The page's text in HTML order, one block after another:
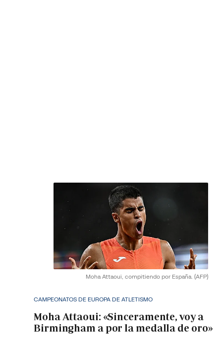
Moha Attaoui, compitiendo por España. (AFP)
CAMPEONATOS DE EUROPA DE ATLETISMO
Moha Attaoui: «Sinceramente, voy a
Birmingham a por la medalla de oro»